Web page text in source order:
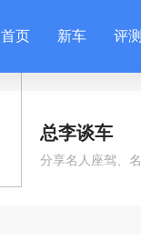
首页 新车 评测
总李谈车
分享名人座驾、